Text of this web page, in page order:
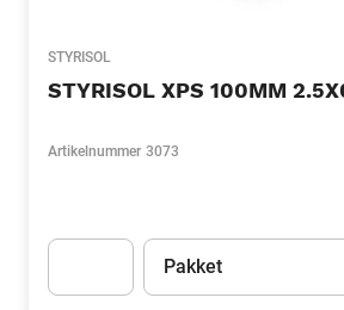
STYRISOL
STYRISOL XPS 100MM
Artikelnummer 3073
Eenheid
Pakket